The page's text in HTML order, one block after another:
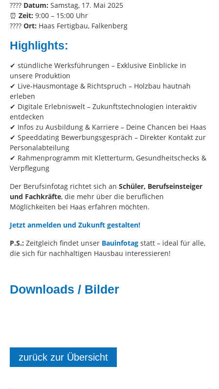
???? Datum: Samstag, 17. Mai 2025
⏰ Zeit: 9:00 – 15:00 Uhr
???? Ort: Haas Fertigbau, Falkenberg
Highlights:
✔ stündliche Werksführungen – Exklusive Einblicke in
unsere Produktion
✔ Live-Hausmontage & Richtspruch – Holzbau hautnah
erleben
✔ Digitale Erlebniswelt – Zukunftstechnologien interaktiv
entdecken
✔ Infos zu Ausbildung & Karriere – Deine Chancen bei Haas
✔ Speeddating Bewerbungsgespräch – Direkter Kontakt zur
Personalabteilung
✔ Rahmenprogramm mit Kletterturm, Gesundheitschecks &
Verpflegung
Der Berufsinfotag richtet sich an Schüler, Berufseinsteiger
und Fachkräfte, die mehr über die beruflichen
Möglichkeiten bei Haas erfahren möchten.
Jetzt anmelden und Zukunft gestalten!
P.S.: Zeitgleich findet unser Bauinfotag statt – ideal für alle,
die sich für nachhaltigen Hausbau interessieren!
Downloads / Bilder
zurück zur Übersicht